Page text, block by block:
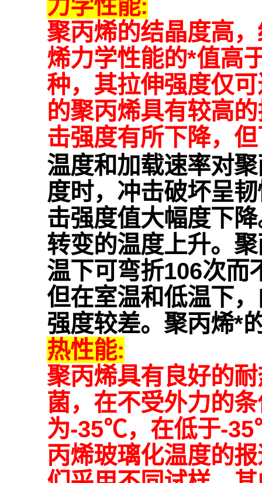
力学性能:
聚丙烯的结晶度高
烯力学性能的*值高
种，其拉伸强度仅
的聚丙烯具有较高
击强度有所下降，
温度和加载速率对
度时，冲击破坏呈
击强度值大幅度下
转变的温度上升。
温下可弯折106次而
但在室温和低温下
强度较差。聚丙烯*
热性能:
聚丙烯具有良好的
菌，在不受外力的
为-35℃，在低于-
丙烯玻璃化温度的